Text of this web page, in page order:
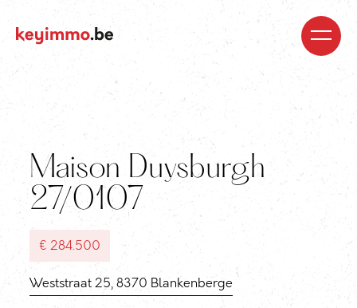
Maison Duysburgh
27/0107
€ 284.500
Weststraat 25, 8370 Blankenberge